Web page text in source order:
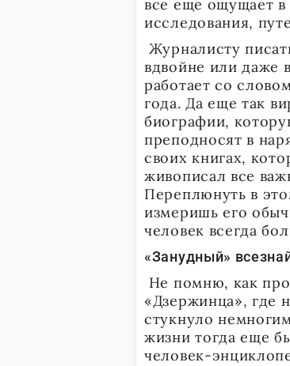
все еще ощущает
исследования,
Журналисту
вдвойне или даже
работает со
года. Да еще так
биографии,
преподносят в
своих книгах,
живописал все
Переплюнуть в
измеришь его
человек всегда
«Занудный»
Не помню, как
«Дзержинца», где
стукнуло
жизни тогда еще
человек-